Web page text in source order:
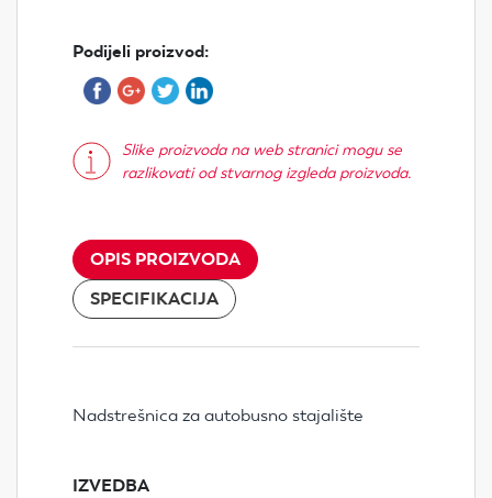
Podijeli proizvod:
Slike proizvoda na web stranici mogu se
razlikovati od stvarnog izgleda proizvoda.
OPIS PROIZVODA
SPECIFIKACIJA
Nadstrešnica za autobusno stajalište
IZVEDBA